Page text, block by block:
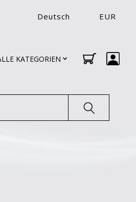
Deutsch EUR
KATEGORIEN